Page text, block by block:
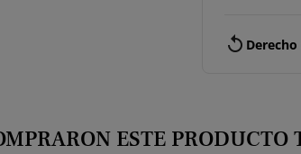
replay
ESTE